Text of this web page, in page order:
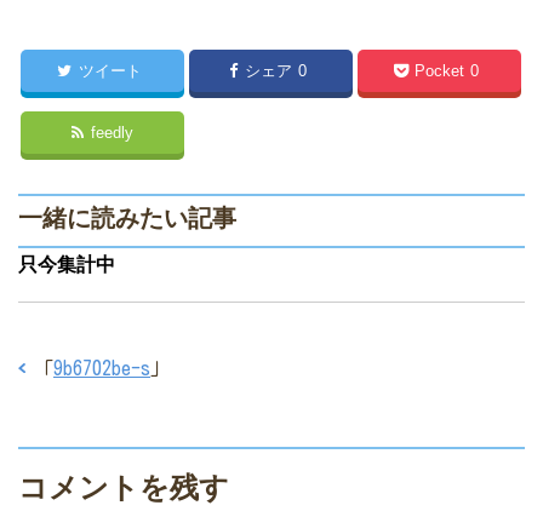
ツイート シェア 0 Pocket 0
feedly
一緒に読みたい記事
只今集計中
「9b6702be-s 」
コメントを残す